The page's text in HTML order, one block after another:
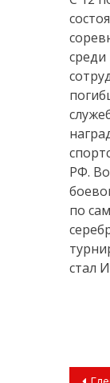
РФ.
по
стал